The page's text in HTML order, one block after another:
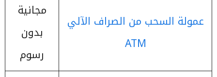
عمولة السحب من الصراف الآلي
ATM
مجانية
بدون
رسوم